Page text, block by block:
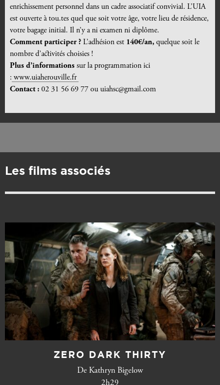
enrichissement personnel dans un cadre associatif convivial. L’UIA
est ouverte à tou.tes quel que soit votre âge, votre lieu de résidence,
votre bagage initial. Il n’y a ni examen ni diplôme.
Comment participer ? L’adhésion est 140€/an, quelque soit le
nombre d’activités choisies !
Plus d’informations sur la programmation ici
: www.uiaherouville.fr
Contact : 02 31 56 69 77 ou uiahsc@gmail.com
Les films associés
ZERO DARK THIRTY
De Kathryn Bigelow
2h29